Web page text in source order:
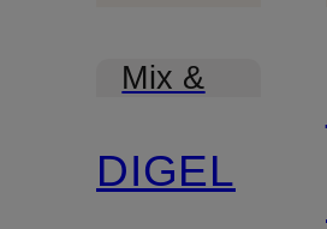
Mix &
DIGEL